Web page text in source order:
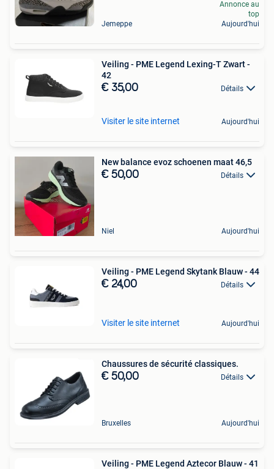
Jemeppe
Annonce au
top
Aujourd'hui
Veiling - PME Legend Lexing-T Zwart -
42
€ 35,00 Détails
Visiter le site internet Aujourd'hui
New balance evoz schoenen maat 46,5
€ 50,00 Détails
Niel Aujourd'hui
Veiling - PME Legend Skytank Blauw - 44
€ 24,00 Détails
Visiter le site internet Aujourd'hui
Chaussures de sécurité classiques.
€ 50,00 Détails
Bruxelles Aujourd'hui
Veiling - PME Legend Aztecor Blauw - 41